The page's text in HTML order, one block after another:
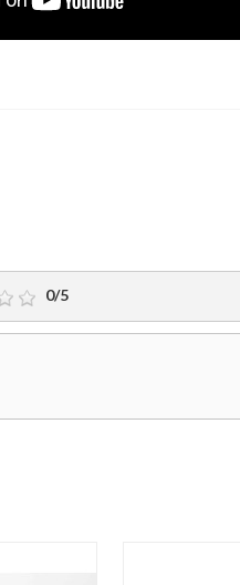
0/5